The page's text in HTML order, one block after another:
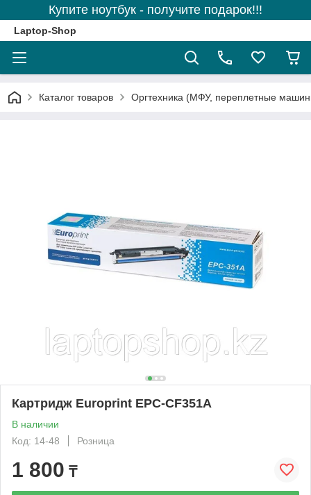
Купите ноутбук - получите подарок!!!
Laptop-Shop
Каталог товаров Оргтехника (МФУ, переплетные
Картридж Europrint EPC-CF351A
В наличии
Код: 14-48
Розница
1 800 ₸